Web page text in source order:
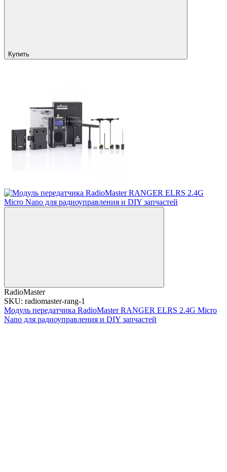
Купить
RadioMaster
SKU: radiomaster-rang-1
Модуль передатчика RadioMaster RANGER ELRS 2.4G Micro
Nano для радиоуправления и DIY запчастей